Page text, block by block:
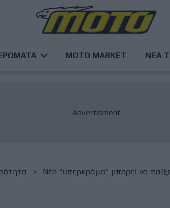
MOTO MARKET ΝΕΑ
Νέο “υπερκράμα” μπορεί να